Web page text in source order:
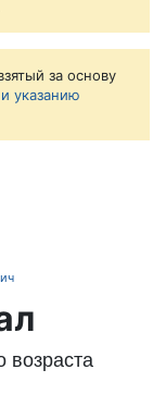
за основу
указанию
возраста